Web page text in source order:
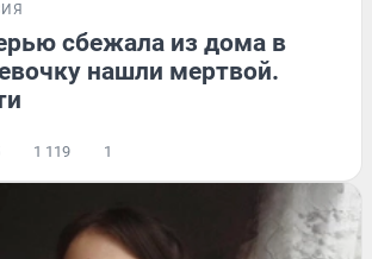
сбежала из дома в
нашли мертвой.
1 119 1